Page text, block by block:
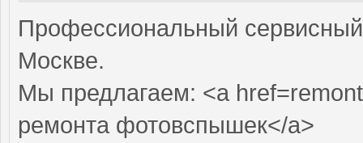
Профессиональный
Москве.
Мы предлагаем: <a
ремонта фотовспышек</a>